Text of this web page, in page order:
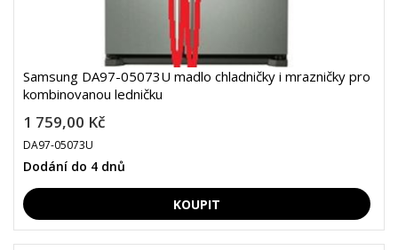
Samsung DA97-05073U madlo chladničky i mrazničky pro
kombinovanou ledničku
1 759,00 Kč
DA97-05073U
Dodání do 4 dnů